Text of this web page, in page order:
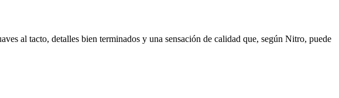
al tacto, detalles bien terminados y una sensación de calidad que, según Nitro, puede